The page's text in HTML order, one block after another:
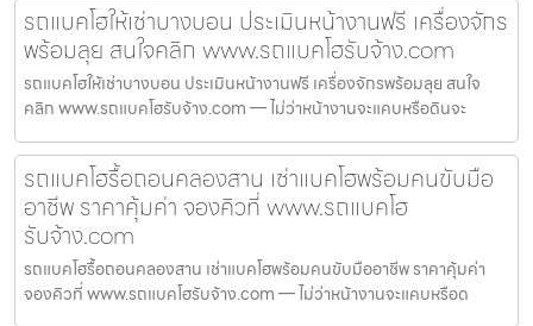
รถแบคโฮให้เช่าบางบอน ประเมินหน้างานฟรี เครื่องจักร
พร้อมลุย สนใจคลิก www.รถแบคโฮรับจ้าง.com
รถแบคโฮให้เช่าบางบอน ประเมินหน้างานฟรี เครื่องจักรพร้อมลุย สนใจ
คลิก www.รถแบคโฮรับจ้าง.com — ไม่ว่าหน้างานจะแคบหรือดินจะ
รถแบคโฮรื้อถอนคลองสาน เช่าแบคโฮพร้อมคนขับมือ
อาชีพ ราคาคุ้มค่า จองคิวที่ www.รถแบคโฮ
รับจ้าง.com
รถแบคโฮรื้อถอนคลองสาน เช่าแบคโฮพร้อมคนขับมืออาชีพ ราคาคุ้มค่า
จองคิวที่ www.รถแบคโฮรับจ้าง.com — ไม่ว่าหน้างานจะแคบหรือด